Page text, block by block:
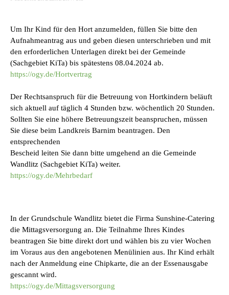
Um Ihr Kind für den Hort anzumelden, füllen Sie bitte den
Aufnahmeantrag aus und geben diesen unterschrieben und mit
den erforderlichen Unterlagen direkt bei der Gemeinde
(Sachgebiet KiTa) bis spätestens 08.04.2024 ab.
https://ogy.de/Hortvertrag
Der Rechtsanspruch für die Betreuung von Hortkindern beläuft
sich aktuell auf täglich 4 Stunden bzw. wöchentlich 20 Stunden.
Sollten Sie eine höhere Betreuungszeit beanspruchen, müssen
Sie diese beim Landkreis Barnim beantragen. Den
entsprechenden
Bescheid leiten Sie dann bitte umgehend an die Gemeinde
Wandlitz (Sachgebiet KiTa) weiter.
https://ogy.de/Mehrbedarf
In der Grundschule Wandlitz bietet die Firma Sunshine-Catering
die Mittagsversorgung an. Die Teilnahme Ihres Kindes
beantragen Sie bitte direkt dort und wählen bis zu vier Wochen
im Voraus aus den angebotenen Menülinien aus. Ihr Kind erhält
nach der Anmeldung eine Chipkarte, die an der Essenausgabe
gescannt wird.
https://ogy.de/Mittagsversorgung